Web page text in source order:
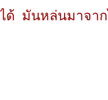
ด้ มันหล่นมาจา